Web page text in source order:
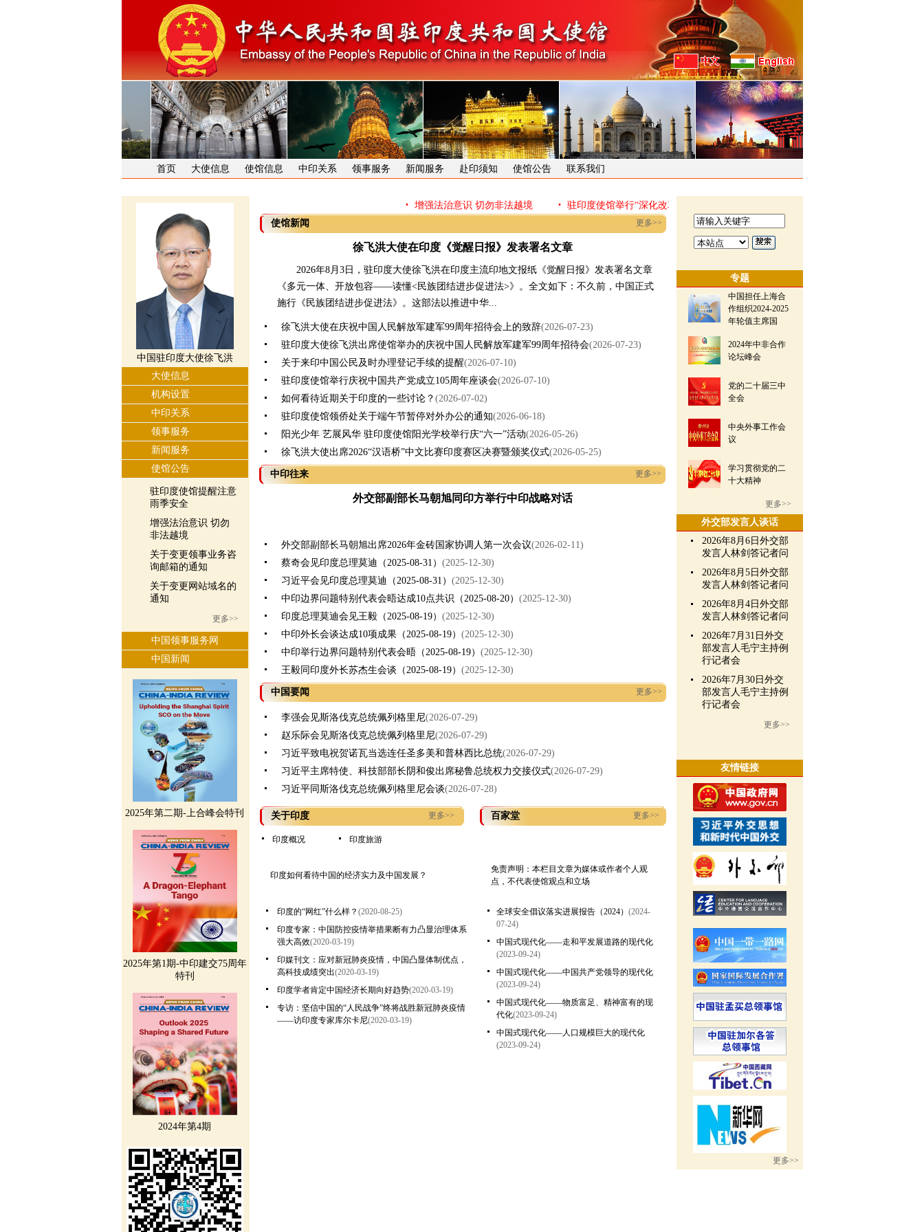
首页 大使信息 使馆信息 中印关系 领事服务 新闻服务 赴印须知 使馆公告 联系我们
中国驻印度大使徐飞洪
大使信息
机构设置
中印关系
领事服务
新闻服务
使馆公告
驻印度使馆提醒注意
雨季安全
增强法治意识 切勿
非法越境
关于变更领事业务咨
询邮箱的通知
关于变更网站域名的
通知
更多>>
中国领事服务网
中国新闻
2025年第二期-上合峰会特刊
2025年第1期-中印建交75周年
特刊
2024年第4期
增强法治意识 切勿非法越境 驻印度使馆举行“深化改革，推进现代化：中印如何相互成就”研讨会
使馆新闻
更多>>
徐飞洪大使在印度《觉醒日报》发表署名文章
2026年8月3日，驻印度大使徐飞洪在印度主流印地文报纸《觉醒日报》发表署名文章
《多元一体、开放包容——读懂<民族团结进步促进法>》。全文如下：不久前，中国正式
施行《民族团结进步促进法》。这部法以推进中华...
徐飞洪大使在庆祝中国人民解放军建军99周年招待会上的致辞(2026-07-23)
驻印度大使徐飞洪出席使馆举办的庆祝中国人民解放军建军99周年招待会(2026-07-23)
关于来印中国公民及时办理登记手续的提醒(2026-07-10)
驻印度使馆举行庆祝中国共产党成立105周年座谈会(2026-07-10)
如何看待近期关于印度的一些讨论？ (2026-07-02)
驻印度使馆领侨处关于端午节暂停对外办公的通知(2026-06-18)
阳光少年 艺展风华 驻印度使馆阳光学校举行庆“六一”活动(2026-05-26)
徐飞洪大使出席2026“汉语桥”中文比赛印度赛区决赛暨颁奖仪式(2026-05-25)
中印往来 更多>>
外交部副部长马朝旭同印方举行中印战略对话
外交部副部长马朝旭出席2026年金砖国家协调人第一次会议(2026-02-11)
蔡奇会见印度总理莫迪（2025-08-31） (2025-12-30)
习近平会见印度总理莫迪（2025-08-31） (2025-12-30)
中印边界问题特别代表会晤达成10点共识（2025-08-20） (2025-12-30)
印度总理莫迪会见王毅（2025-08-19） (2025-12-30)
中印外长会谈达成10项成果（2025-08-19） (2025-12-30)
中印举行边界问题特别代表会晤（2025-08-19） (2025-12-30)
王毅同印度外长苏杰生会谈（2025-08-19） (2025-12-30)
中国要闻 更多>>
李强会见斯洛伐克总统佩列格里尼(2026-07-29)
赵乐际会见斯洛伐克总统佩列格里尼(2026-07-29)
习近平致电祝贺诺瓦当选连任圣多美和普林西比总统(2026-07-29)
习近平主席特使、科技部部长阴和俊出席秘鲁总统权力交接仪式(2026-07-29)
习近平同斯洛伐克总统佩列格里尼会谈(2026-07-28)
关于印度 更多>> 百家堂 更多>>
印度概况 印度旅游
印度如何看待中国的经济实力及中国发展？
免责声明：本栏目文章为媒体或作者个人观
点，不代表使馆观点和立场
印度的“网红”什么样？ (2020-08-25)
印度专家：中国防控疫情举措果断有力凸显治理体系
强大高效(2020-03-19)
印媒刊文：应对新冠肺炎疫情，中国凸显体制优点，
高科技成绩突出(2020-03-19)
印度学者肯定中国经济长期向好趋势(2020-03-19)
专访：坚信中国的“人民战争”终将战胜新冠肺炎疫情
——访印度专家库尔卡尼(2020-03-19)
全球安全倡议落实进展报告（2024） (2024-
07-24)
中国式现代化——走和平发展道路的现代化
(2023-09-24)
中国式现代化——中国共产党领导的现代化
(2023-09-24)
中国式现代化——物质富足、精神富有的现
代化(2023-09-24)
中国式现代化——人口规模巨大的现代化
(2023-09-24)
专题
中国担任上海合
作组织2024-2025
年轮值主席国
2024年中非合作
论坛峰会
党的二十届三中
全会
中央外事工作会
议
学习贯彻党的二
十大精神
更多>>
外交部发言人谈话
2026年8月6日外交部
发言人林剑答记者问
2026年8月5日外交部
发言人林剑答记者问
2026年8月4日外交部
发言人林剑答记者问
2026年7月31日外交
部发言人毛宁主持例
行记者会
2026年7月30日外交
部发言人毛宁主持例
行记者会
更多>>
友情链接
更多>>